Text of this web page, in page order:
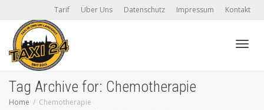
Tarif Über Uns Datenschutz Impressum Kontakt
Tag Archive for: Chemotherapie
Home Chemotherapie